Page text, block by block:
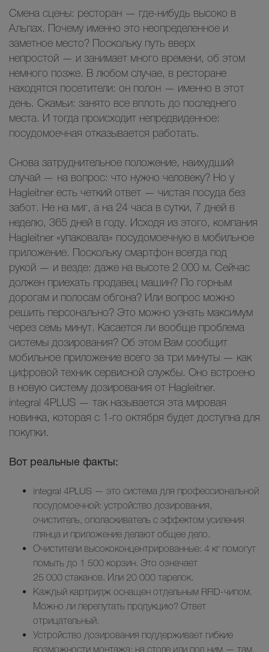
Смена сцены: ресторан — где-нибудь высоко в
Альпах. Почему именно это неопределенное и
заметное место? Поскольку путь вверх
непростой — и занимает много времени, об этом
немного позже. В любом случае, в ресторане
находятся посетители: он полон — именно в этот
день. Скамьи: занято все вплоть до последнего
места. И тогда происходит непредвиденное:
посудомоечная отказывается работать.
Снова затруднительное положение, наихудший
случай — на вопрос: что нужно человеку? Но у
Hagleitner есть четкий ответ — чистая посуда без
забот. Не на миг, а на 24 часа в сутки, 7 дней в
неделю, 365 дней в году. Исходя из этого, компания
Hagleitner «упаковала» посудомоечную в мобильное
приложение. Поскольку смартфон всегда под
рукой — и везде: даже на высоте 2 000 м. Сейчас
должен приехать продавец машин? По горным
дорогам и полосам обгона? Или вопрос можно
решить персонально? Это можно узнать максимум
через семь минут. Касается ли вообще проблема
системы дозирования? Об этом Вам сообщит
мобильное приложение всего за три минуты — как
цифровой техник сервисной службы. Оно встроено
в новую систему дозирования от Hagleitner.
integral 4PLUS — так называется эта мировая
новинка, которая с 1-го октября будет доступна для
покупки.
Вот реальные факты:
integral 4PLUS — это система для профессиональной
посудомоечной: устройство дозирования,
очиститель, ополаскиватель с эффектом усиления
глянца и приложение делают общее дело.
Очистители высококонцентрированные: 4 кг помогут
помыть до 1 500 корзин. Это означает
25 000 стаканов. Или 20 000 тарелок.
Каждый картридж оснащен отдельным RFID-чипом.
Можно ли перепутать продукцию? Ответ
отрицательный.
Устройство дозирования поддерживает гибкие
возможности монтажа: на столе или под ним — там,